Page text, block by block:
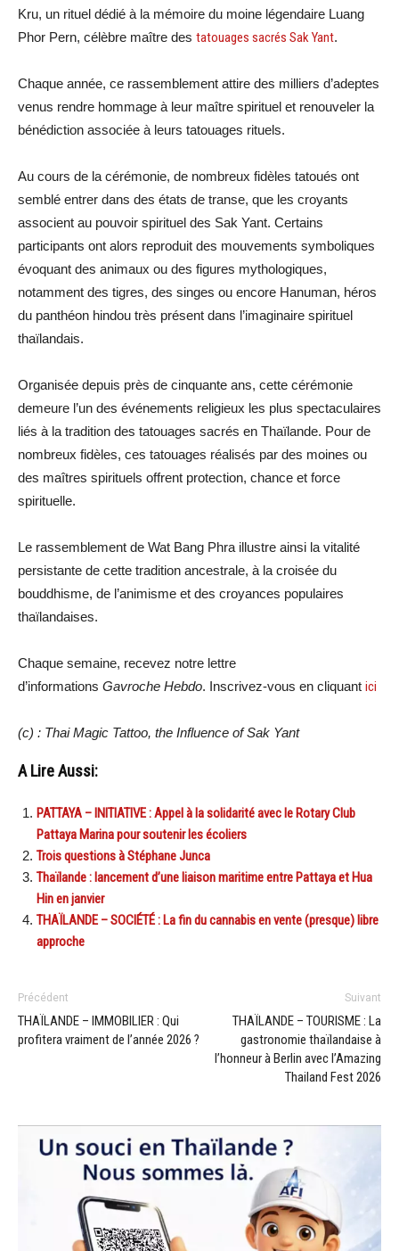
Kru, un rituel dédié à la mémoire du moine légendaire Luang
Phor Pern, célèbre maître des tatouages sacrés Sak Yant.
Chaque année, ce rassemblement attire des milliers d’adeptes
venus rendre hommage à leur maître spirituel et renouveler la
bénédiction associée à leurs tatouages rituels.
Au cours de la cérémonie, de nombreux fidèles tatoués ont
semblé entrer dans des états de transe, que les croyants
associent au pouvoir spirituel des Sak Yant. Certains
participants ont alors reproduit des mouvements symboliques
évoquant des animaux ou des figures mythologiques,
notamment des tigres, des singes ou encore Hanuman, héros
du panthéon hindou très présent dans l’imaginaire spirituel
thaïlandais.
Organisée depuis près de cinquante ans, cette cérémonie
demeure l’un des événements religieux les plus spectaculaires
liés à la tradition des tatouages sacrés en Thaïlande. Pour de
nombreux fidèles, ces tatouages réalisés par des moines ou
des maîtres spirituels offrent protection, chance et force
spirituelle.
Le rassemblement de Wat Bang Phra illustre ainsi la vitalité
persistante de cette tradition ancestrale, à la croisée du
bouddhisme, de l’animisme et des croyances populaires
thaïlandaises.
Chaque semaine, recevez notre lettre
d’informations Gavroche Hebdo. Inscrivez-vous en cliquant ici
(c) : Thai Magic Tattoo, the Influence of Sak Yant
A Lire Aussi:
PATTAYA – INITIATIVE : Appel à la solidarité avec le Rotary Club
Pattaya Marina pour soutenir les écoliers
Trois questions à Stéphane Junca
Thaïlande : lancement d’une liaison maritime entre Pattaya et Hua
Hin en janvier
THAÏLANDE – SOCIÉTÉ : La fin du cannabis en vente (presque) libre
approche
Précédent
THAÏLANDE – IMMOBILIER : Qui
profitera vraiment de l’année 2026 ?
Suivant
THAÏLANDE – TOURISME : La
gastronomie thaïlandaise à
l’honneur à Berlin avec l’Amazing
Thailand Fest 2026